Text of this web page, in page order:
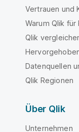
Vertrauen und
Warum Qlik für
Qlik
Datenquellen
Qlik Regionen
Über Qlik
Unternehmen